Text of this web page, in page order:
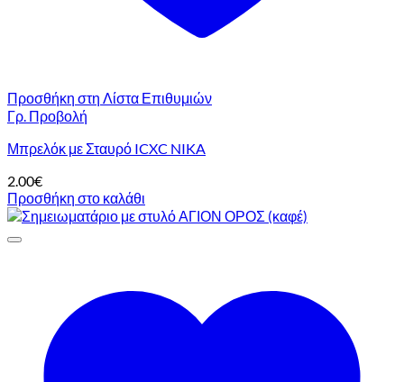
Προσθήκη στη Λίστα Επιθυμιών
Γρ. Προβολή
Μπρελόκ με Σταυρό ICXC NIKA
2.00€
Προσθήκη στο καλάθι